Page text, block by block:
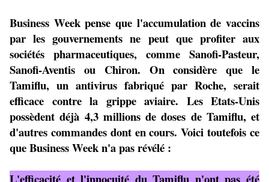
Business Week pense que l'accumulation de vaccins
par les gouvernements ne peut que profiter aux
sociétés pharmaceutiques, comme Sanofi-Pasteur,
Sanofi-Aventis ou Chiron. On considère que le
Tamiflu, un antivirus fabriqué par Roche, serait
efficace contre la grippe aviaire. Les Etats-Unis
possèdent déjà 4,3 millions de doses de Tamiflu, et
d'autres commandes dont en cours. Voici toutefois ce
que Business Week n'a pas révélé :
L'efficacité et l'innocuité du Tamiflu n'ont pas été